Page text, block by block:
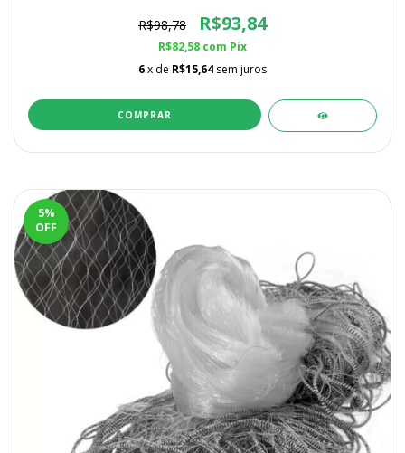
R$98,78
R$93,84
R$82,58 com Pix
6x de R$15,64 sem juros
COMPRAR
5%
OFF